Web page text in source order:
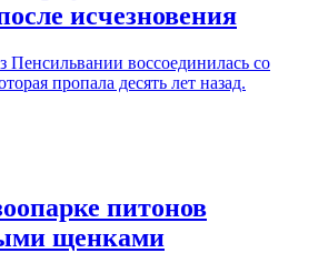
исчезновения
Пенсильвании воссоединилась со
пропала десять лет назад.
питонов
щенками